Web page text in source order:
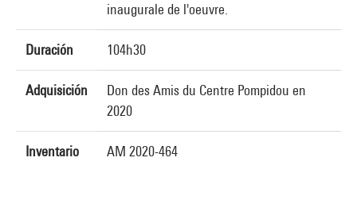
inaugurale de l'oeuvre.
Duración 104h30
Adquisición
Don des Amis du Centre Pompidou en
2020
Inventario AM 2020-464